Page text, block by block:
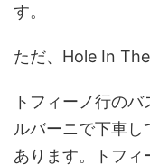
す。
ただ、Hole In
トフィーノ行の
ルバーニで下車
あります。トフィ